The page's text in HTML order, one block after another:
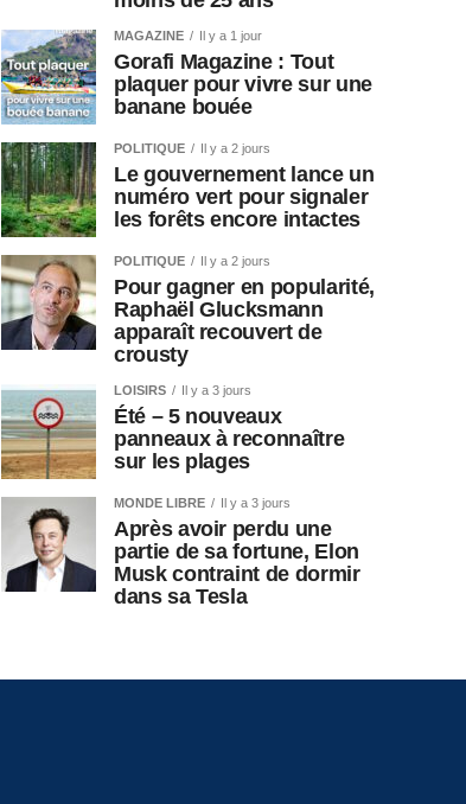
MAGAZINE Il y a 1 jour
Gorafi Magazine : Tout
plaquer pour vivre sur une
banane bouée
POLITIQUE Il y a 2 jours
Le gouvernement lance un
numéro vert pour signaler
les forêts encore intactes
POLITIQUE Il y a 2 jours
Pour gagner en popularité,
Raphaël Glucksmann
apparaît recouvert de
crousty
LOISIRS Il y a 3 jours
Été – 5 nouveaux
panneaux à reconnaître
sur les plages
MONDE LIBRE Il y a 3 jours
Après avoir perdu une
partie de sa fortune, Elon
Musk contraint de dormir
dans sa Tesla